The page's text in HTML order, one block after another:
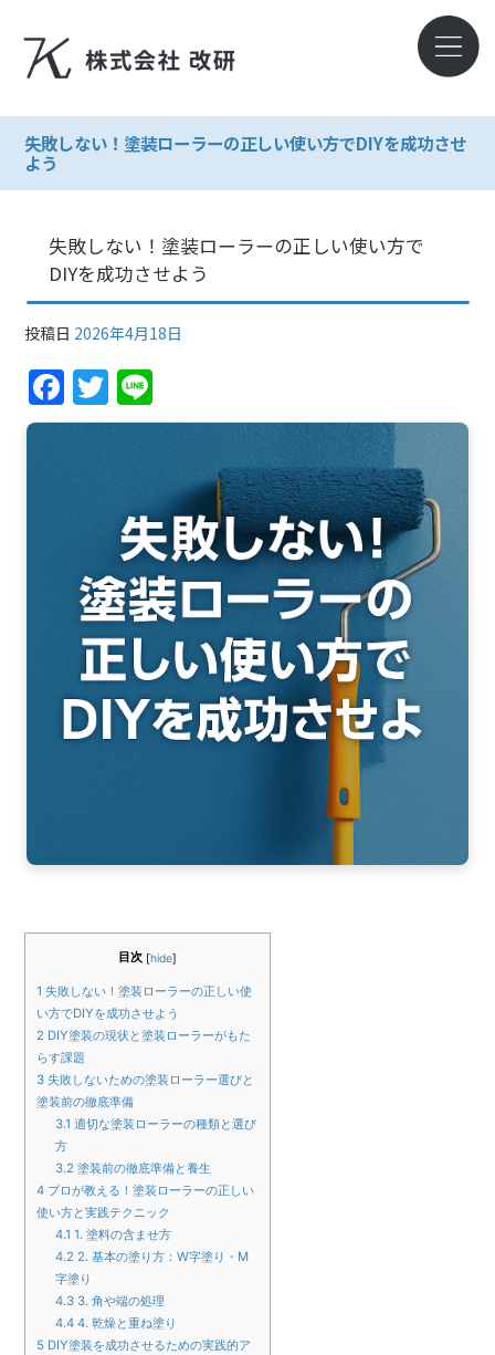
失敗しない！塗装ローラーの正しい使い方でDIYを成功させ
よう
失敗しない！塗装ローラーの正しい使い方で
DIYを成功させよう
投稿日 2026年4月18日
F
a
o
o
k
T
w n
目次 [hide]
1 失敗しない！塗装ローラーの正しい使
い方でDIYを成功させよう
2 DIY塗装の現状と塗装ローラーがもた
らす課題
3 失敗しないための塗装ローラー選びと
塗装前の徹底準備
3.1 適切な塗装ローラーの種類と選び
方
3.2 塗装前の徹底準備と養生
4 プロが教える！塗装ローラーの正しい
使い方と実践テクニック
4.1 1. 塗料の含ませ方
4.2 2. 基本の塗り方：W字塗り・M
字塗り
4.3 3. 角や端の処理
4.4 4. 乾燥と重ね塗り
5 DIY塗装を成功させるための実践的ア